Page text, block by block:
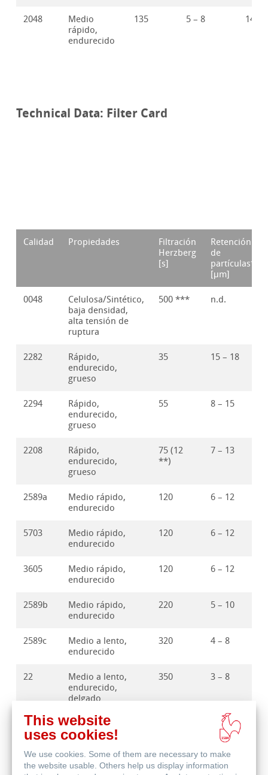
2048
Medio
rápido,
endurecido
135 5 – 8 149
Technical Data: Filter Card
Calidad Propiedades
Filtración
Herzberg
[s]
Retención
de
partículas*
[μm]
0048
Celulosa/Sintético,
baja densidad,
alta tensión de
ruptura
500 *** n.d.
2282
Rápido,
endurecido,
grueso
35 15 – 18
2294
Rápido,
endurecido,
grueso
55 8 – 15
2208
Rápido,
endurecido,
grueso
75 (12
**)
7 – 13
2589a
Medio rápido,
endurecido
120 6 – 12
5703
Medio rápido,
endurecido
120 6 – 12
3605
Medio rápido,
endurecido
120 6 – 12
2589b
Medio rápido,
endurecido
220 5 – 10
2589c
Medio a lento,
endurecido
320 4 – 8
22
Medio a lento,
endurecido,
delgado
350 3 – 8
2589d
Medio a lento,
endurecido,
2 – 6
2589e Lento, 470 2 – 6
This website
uses cookies!
We use cookies. Some of them are necessary to make
the website usable. Others help us display information